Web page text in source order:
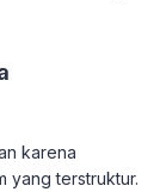
karena
yang terstruktur.